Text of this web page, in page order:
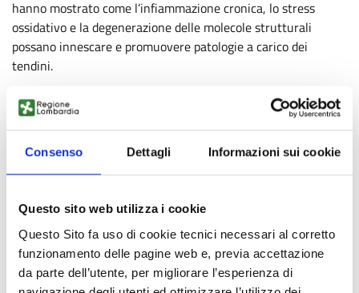
Consenso Dettagli Informazioni sui cookie
Questo sito web utilizza i cookie
Questo Sito fa uso di cookie tecnici necessari al corretto
funzionamento delle pagine web e, previa accettazione
da parte dell’utente, per migliorare l’esperienza di
hanno mostrato come l’infiammazione cronica, lo stress
ossidativo e la degenerazione delle molecole strutturali
possano innescare e promuovere patologie a carico dei
tendini.
DESCRIZIONE
PUNTI DI FORZA
IMPATTO TERRITORIALE/OCCUPAZIONALE
IMPATTO S3